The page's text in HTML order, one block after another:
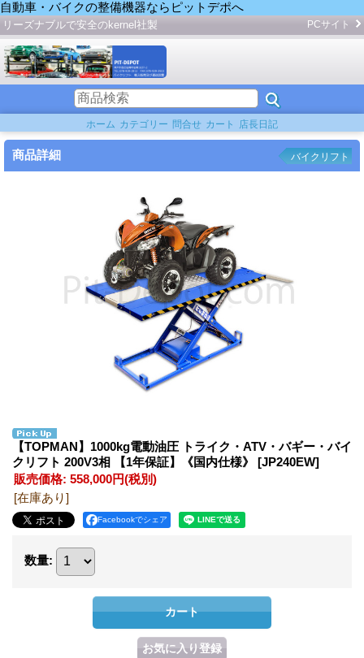
自動車・バイクの整備機器ならピットデポへ
リーズナブルで安全のkernel社製 PCサイト
ホーム カテゴリー 問合せ カート 店長日記
商品詳細 バイクリフト
【TOPMAN】1000kg電動油圧 トライク・ATV・バギー・バイ
クリフト 200V3相 【1年保証】《国内仕様》 [JP240EW]
販売価格: 558,000円(税別)
[在庫あり]
Facebookでシェア
数量: